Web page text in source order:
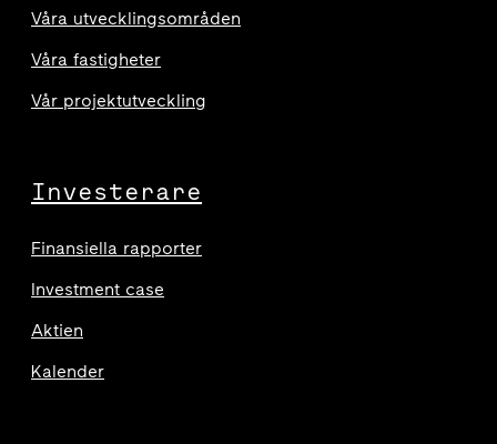
Våra utvecklingsområden
Våra fastigheter
Vår projektutveckling
Investerare
Finansiella rapporter
Investment case
Aktien
Kalender